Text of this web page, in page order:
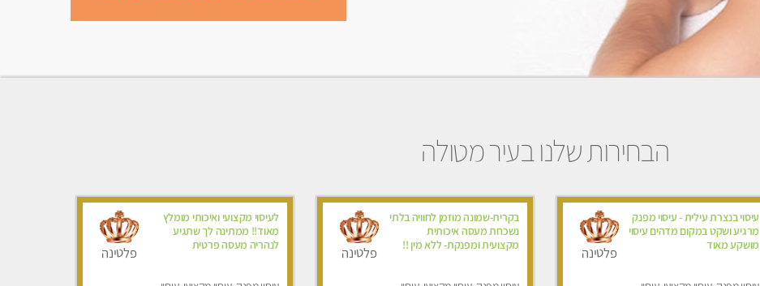
הבחירות שלנו בעיר מטולה
עיסוי בנצרת עילית - עיסוי מפנק
מרגיע ושקט במקום מדהים עיסוי
מושקע מאוד
פלטינה
בקרית-שמונה מוזמן לחוויה בלתי
נשכחת מעסה איכותית
מקצועית ומפנקת- ללא מין !!
פלטינה
לעיסוי מקצועי ואיכותי מומלץ
מאוד!! ממתינה לך שתגיע
לנהריה מעסה פרטית
פלטינה